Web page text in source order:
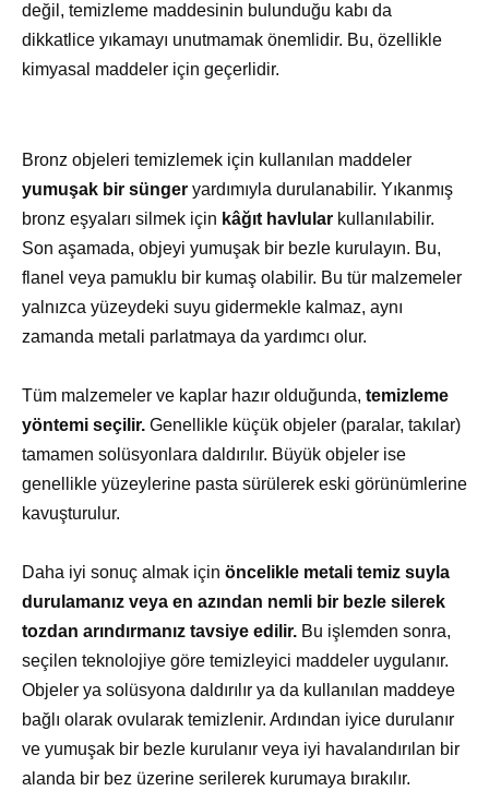
değil, temizleme maddesinin bulunduğu kabı da
dikkatlice yıkamayı unutmamak önemlidir. Bu, özellikle
kimyasal maddeler için geçerlidir.
Bronz objeleri temizlemek için kullanılan maddeler
yumuşak bir sünger yardımıyla durulanabilir. Yıkanmış
bronz eşyaları silmek için kâğıt havlular kullanılabilir.
Son aşamada, objeyi yumuşak bir bezle kurulayın. Bu,
flanel veya pamuklu bir kumaş olabilir. Bu tür malzemeler
yalnızca yüzeydeki suyu gidermekle kalmaz, aynı
zamanda metali parlatmaya da yardımcı olur.
Tüm malzemeler ve kaplar hazır olduğunda, temizleme
yöntemi seçilir. Genellikle küçük objeler (paralar, takılar)
tamamen solüsyonlara daldırılır. Büyük objeler ise
genellikle yüzeylerine pasta sürülerek eski görünümlerine
kavuşturulur.
Daha iyi sonuç almak için öncelikle metali temiz suyla
durulamanız veya en azından nemli bir bezle silerek
tozdan arındırmanız tavsiye edilir. Bu işlemden sonra,
seçilen teknolojiye göre temizleyici maddeler uygulanır.
Objeler ya solüsyona daldırılır ya da kullanılan maddeye
bağlı olarak ovularak temizlenir. Ardından iyice durulanır
ve yumuşak bir bezle kurulanır veya iyi havalandırılan bir
alanda bir bez üzerine serilerek kurumaya bırakılır.